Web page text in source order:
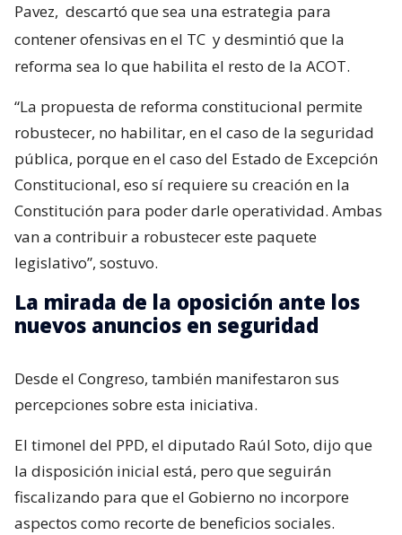
Pavez, descartó que sea una estrategia para
contener ofensivas en el TC y desmintió que la
reforma sea lo que habilita el resto de la ACOT.
“La propuesta de reforma constitucional permite
robustecer, no habilitar, en el caso de la seguridad
pública, porque en el caso del Estado de Excepción
Constitucional, eso sí requiere su creación en la
Constitución para poder darle operatividad. Ambas
van a contribuir a robustecer este paquete
legislativo”, sostuvo.
La mirada de la oposición ante los
nuevos anuncios en seguridad
Desde el Congreso, también manifestaron sus
percepciones sobre esta iniciativa.
El timonel del PPD, el diputado Raúl Soto, dijo que
la disposición inicial está, pero que seguirán
fiscalizando para que el Gobierno no incorpore
aspectos como recorte de beneficios sociales.